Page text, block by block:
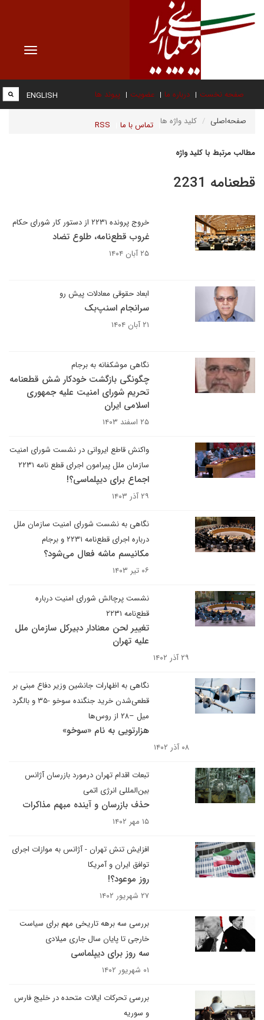
Toggle
صفحه نخست درباره ما عضویت پیوند ها
تماس با ما RSS
ENGLISH
صفحه‌اصلی کلید واژه ها
مطالب مرتبط با کلید واژه
قطعنامه 2231
خروج پرونده ۲۲۳۱ از دستور کار شورای حکام
غروب قطع‌نامه، طلوع تضاد
۲۵ آبان ۱۴۰۴
ابعاد حقوقی معادلات پیش رو
سرانجام اسنپ‌بک
۲۱ آبان ۱۴۰۴
نگاهی موشکفانه به برجام
چگونگی بازگشت خودکار شش قطعنامه
تحریم شورای امنیت علیه جمهوری
اسلامی ایران
۲۵ اسفند ۱۴۰۳
واکنش قاطع ایروانی در نشست شورای امنیت
سازمان ملل پیرامون اجرای قطع نامه ۲۲۳۱
اجماع برای دیپلماسی؟!
۲۹ آذر ۱۴۰۳
نگاهی به نشست شورای امنیت سازمان ملل
درباره اجرای قطع‌نامه ۲۲۳۱ و برجام
مکانیسم ماشه فعال می‌شود؟
۰۶ تیر ۱۴۰۳
نشست پرچالش شورای امنیت درباره
قطع‌نامه ۲۲۳۱
تغییر لحن معنادار دبیرکل سازمان ملل
علیه تهران
۲۹ آذر ۱۴۰۲
نگاهی به اظهارات جانشین وزیر دفاع مبنی بر
قطعی‌شدن خرید جنگنده سوخو -۳۵ و بالگرد
میل –۲۸ از روس‌ها
هزارتویی به نام «سوخو»
۰۸ آذر ۱۴۰۲
تبعات اقدام تهران درمورد بازرسان آژانس
بین‌المللی انرژی اتمی
حذف بازرسان و آینده مبهم مذاکرات
۱۵ مهر ۱۴۰۲
افزایش تنش تهران - آژانس به موازات اجرای
توافق ایران و آمریکا
روز موعود؟!
۲۷ شهریور ۱۴۰۲
بررسی سه برهه تاریخی مهم برای سیاست
خارجی تا پایان سال جاری میلادی
سه روز برای دیپلماسی
۰۱ شهریور ۱۴۰۲
بررسی تحرکات ایالات متحده در خلیج فارس
و سوریه